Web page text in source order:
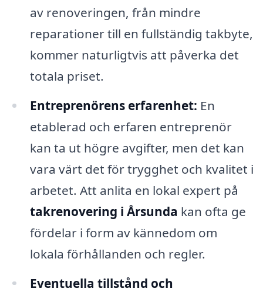
av renoveringen, från mindre
reparationer till en fullständig takbyte,
kommer naturligtvis att påverka det
totala priset.
Entreprenörens erfarenhet: En
etablerad och erfaren entreprenör
kan ta ut högre avgifter, men det kan
vara värt det för trygghet och kvalitet i
arbetet. Att anlita en lokal expert på
takrenovering i Årsunda kan ofta ge
fördelar i form av kännedom om
lokala förhållanden och regler.
Eventuella tillstånd och